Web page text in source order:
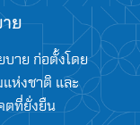
ย
าย ก่อตั้งโดย
ห่งชาติ และ
ตที่ยั่งยืน